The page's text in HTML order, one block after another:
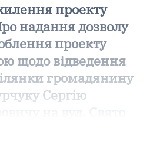
проекту
надання дозволу
проекту
щодо відведення
громадянину
Сергію